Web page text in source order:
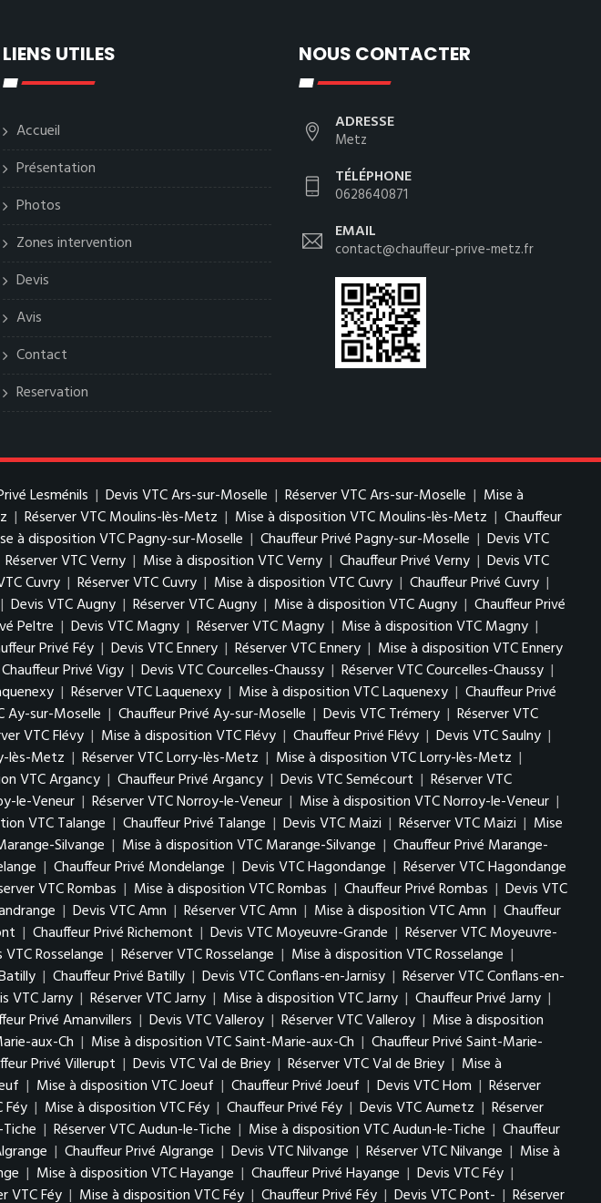
LIENS UTILES
Accueil
Présentation
Photos
Zones intervention
Devis
Avis
Contact
Reservation
NOUS CONTACTER
ADRESSE
Metz
TÉLÉPHONE
0628640871
EMAIL
contact@chauffeur-prive-metz.fr
Lesménils | Devis VTC Ars-sur-Moselle | Réserver VTC Ars-sur-Moselle | Mise à
| Réserver VTC Moulins-lès-Metz | Mise à disposition VTC Moulins-lès-Metz | Chauffeur
à disposition VTC Pagny-sur-Moselle | Chauffeur Privé Pagny-sur-Moselle | Devis VTC
Réserver VTC Verny | Mise à disposition VTC Verny | Chauffeur Privé Verny | Devis VTC
Cuvry | Réserver VTC Cuvry | Mise à disposition VTC Cuvry | Chauffeur Privé Cuvry |
| Devis VTC Augny | Réserver VTC Augny | Mise à disposition VTC Augny | Chauffeur Privé
Peltre | Devis VTC Magny | Réserver VTC Magny | Mise à disposition VTC Magny |
Privé Féy | Devis VTC Ennery | Réserver VTC Ennery | Mise à disposition VTC Ennery
Chauffeur Privé Vigy | Devis VTC Courcelles-Chaussy | Réserver VTC Courcelles-Chaussy |
| Réserver VTC Laquenexy | Mise à disposition VTC Laquenexy | Chauffeur Privé
Ay-sur-Moselle | Chauffeur Privé Ay-sur-Moselle | Devis VTC Trémery | Réserver VTC
VTC Flévy | Mise à disposition VTC Flévy | Chauffeur Privé Flévy | Devis VTC Saulny |
lès-Metz | Réserver VTC Lorry-lès-Metz | Mise à disposition VTC Lorry-lès-Metz |
VTC Argancy | Chauffeur Privé Argancy | Devis VTC Semécourt | Réserver VTC
le-Veneur | Réserver VTC Norroy-le-Veneur | Mise à disposition VTC Norroy-le-Veneur |
VTC Talange | Chauffeur Privé Talange | Devis VTC Maizi | Réserver VTC Maizi | Mise
Silvange | Mise à disposition VTC Marange-Silvange | Chauffeur Privé Marange-
| Chauffeur Privé Mondelange | Devis VTC Hagondange | Réserver VTC Hagondange
VTC Rombas | Mise à disposition VTC Rombas | Chauffeur Privé Rombas | Devis VTC
| Devis VTC Amn | Réserver VTC Amn | Mise à disposition VTC Amn | Chauffeur
| Chauffeur Privé Richemont | Devis VTC Moyeuvre-Grande | Réserver VTC Moyeuvre-
VTC Rosselange | Réserver VTC Rosselange | Mise à disposition VTC Rosselange |
| Chauffeur Privé Batilly | Devis VTC Conflans-en-Jarnisy | Réserver VTC Conflans-en-
VTC Jarny | Réserver VTC Jarny | Mise à disposition VTC Jarny | Chauffeur Privé Jarny |
Privé Amanvillers | Devis VTC Valleroy | Réserver VTC Valleroy | Mise à disposition
aux-Ch | Mise à disposition VTC Saint-Marie-aux-Ch | Chauffeur Privé Saint-Marie-
Privé Villerupt | Devis VTC Val de Briey | Réserver VTC Val de Briey | Mise à
| Mise à disposition VTC Joeuf | Chauffeur Privé Joeuf | Devis VTC Hom | Réserver
Féy | Mise à disposition VTC Féy | Chauffeur Privé Féy | Devis VTC Aumetz | Réserver
| Réserver VTC Audun-le-Tiche | Mise à disposition VTC Audun-le-Tiche | Chauffeur
| Chauffeur Privé Algrange | Devis VTC Nilvange | Réserver VTC Nilvange | Mise à
| Mise à disposition VTC Hayange | Chauffeur Privé Hayange | Devis VTC Féy |
VTC Féy | Mise à disposition VTC Féy | Chauffeur Privé Féy | Devis VTC Pont- | Réserver